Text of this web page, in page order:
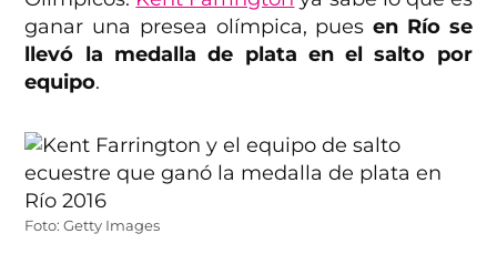
ganar una presea olímpica, puesen Río se
llevó la medalla de plata en el salto por
equipo.
Foto: Getty Images